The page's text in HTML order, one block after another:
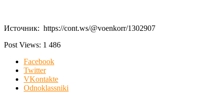
Источник: https://cont.ws/@voenkorr/1302907
Post Views: 1 486
Facebook
Twitter
VKontakte
Odnoklassniki